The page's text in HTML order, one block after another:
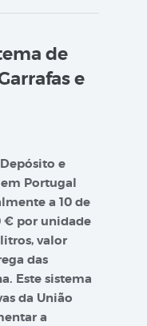
de
e
e
Portugal
a 10 de
€ por unidade
valor
das
Este sistema
da União
a